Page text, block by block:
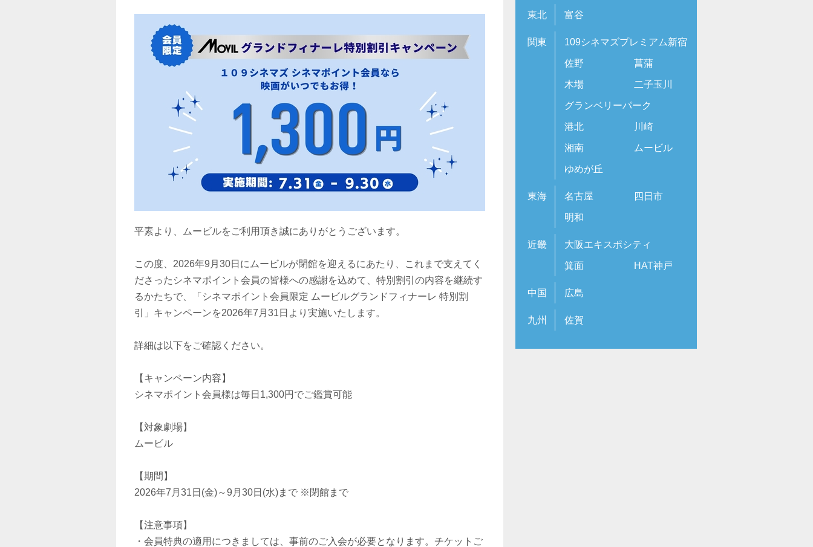
平素より、ムービルをご利用頂き誠にありがとうございます。
この度、2026年9月30日にムービルが閉館を迎えるにあたり、これまで支えてく
ださったシネマポイント会員の皆様への感謝を込めて、特別割引の内容を継続す
るかたちで、「シネマポイント会員限定 ムービルグランドフィナーレ 特別割
引」キャンペーンを2026年7月31日より実施いたします。
詳細は以下をご確認ください。
【キャンペーン内容】
シネマポイント会員様は毎日1,300円でご鑑賞可能
【対象劇場】
ムービル
【期間】
2026年7月31日(金)～9月30日(水)まで ※閉館まで
【注意事項】
・会員特典の適用につきましては、事前のご入会が必要となります。チケットご
東北 富谷
関東 109シネマズプレミアム新宿
佐野 菖蒲
木場 二子玉川
グランベリーパーク
港北 川崎
湘南 ムービル
ゆめが丘
東海 名古屋 四日市
明和
近畿 大阪エキスポシティ
箕面 HAT神戸
中国 広島
九州 佐賀